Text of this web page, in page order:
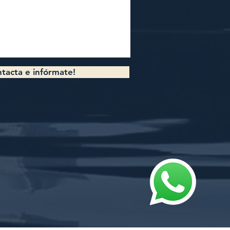
e infórmate!